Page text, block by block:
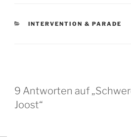
KATEGORIEN
INTERVENTION & PARADE
9 Antworten auf
Joost“